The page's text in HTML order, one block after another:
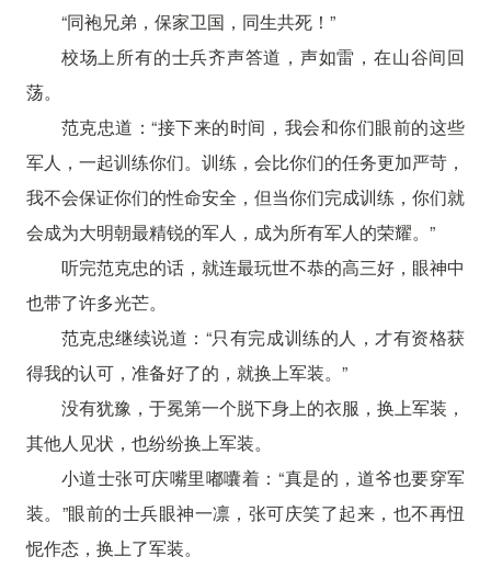
“同袍兄弟，保家卫国，同生共死！”
校场上所有的士兵齐声答道，声如雷，在山谷间回
荡。
范克忠道：“接下来的时间，我会和你们眼前的这些
军人，一起训练你们。训练，会比你们的任务更加严苛，
我不会保证你们的性命安全，但当你们完成训练，你们就
会成为大明朝最精锐的军人，成为所有军人的荣耀。”
听完范克忠的话，就连最玩世不恭的高三好，眼神中
也带了许多光芒。
范克忠继续说道：“只有完成训练的人，才有资格获
得我的认可，准备好了的，就换上军装。”
没有犹豫，于冕第一个脱下身上的衣服，换上军装，
其他人见状，也纷纷换上军装。
小道士张可庆嘴里嘟囔着：“真是的，道爷也要穿军
装。”眼前的士兵眼神一凛，张可庆笑了起来，也不再忸
怩作态，换上了军装。